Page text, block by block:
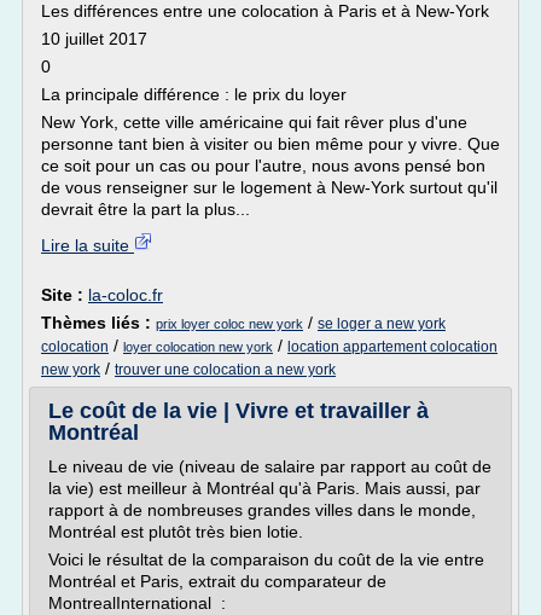
Les différences entre une colocation à Paris et à New-York
10 juillet 2017
0
La principale différence : le prix du loyer
New York, cette ville américaine qui fait rêver plus d'une
personne tant bien à visiter ou bien même pour y vivre. Que
ce soit pour un cas ou pour l'autre, nous avons pensé bon
de vous renseigner sur le logement à New-York surtout qu'il
devrait être la part la plus...
Lire la suite
Site : la-coloc.fr
Thèmes liés : prix loyer coloc new york / se loger a new york
colocation / loyer colocation new york / location appartement colocation
new york / trouver une colocation a new york
Le coût de la vie | Vivre et travailler à
Montréal
Le niveau de vie (niveau de salaire par rapport au coût de
la vie) est meilleur à Montréal qu'à Paris. Mais aussi, par
rapport à de nombreuses grandes villes dans le monde,
Montréal est plutôt très bien lotie.
Voici le résultat de la comparaison du coût de la vie entre
Montréal et Paris, extrait du comparateur de
MontrealInternational :